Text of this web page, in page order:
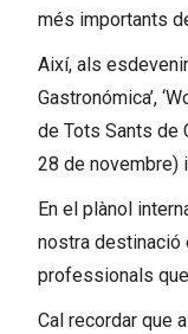
més importants
Així, als
Gastronómica’,
de Tots Sants de
28 de novembre)
En el plànol
nostra destinació
professionals
Cal recordar que